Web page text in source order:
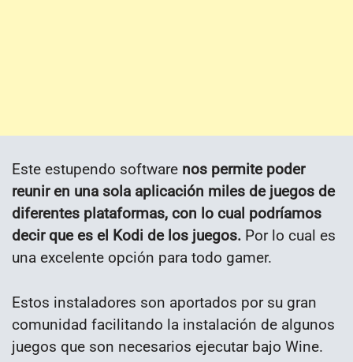
Este estupendo software nos permite poder
reunir en una sola aplicación miles de juegos de
diferentes plataformas, con lo cual podríamos
decir que es el Kodi de los juegos. Por lo cual es
una excelente opción para todo gamer.
Estos instaladores son aportados por su gran
comunidad facilitando la instalación de algunos
juegos que son necesarios ejecutar bajo Wine.